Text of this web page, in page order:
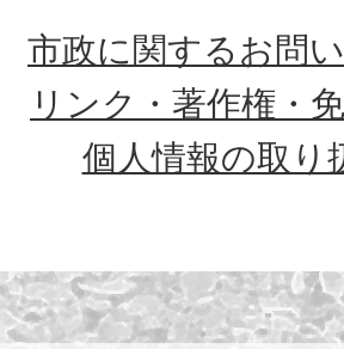
市政に関するお問
リンク・著作権・
個人情報の取り